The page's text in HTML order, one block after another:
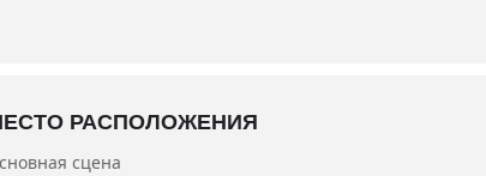
Украины Инна Аносова, артисты Левон Вермишян,
РАСПОЛОЖЕНИЯ
сцена